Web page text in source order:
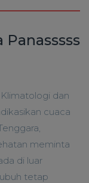
Panasssss
dan
cuaca
meminta
di luar
tetap